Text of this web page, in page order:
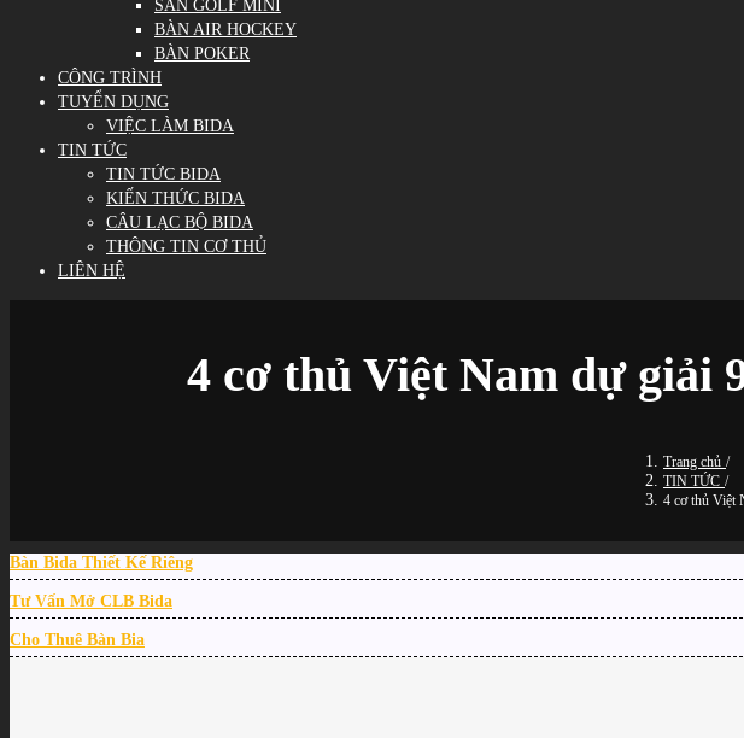
SÂN GOLF MINI
BÀN AIR HOCKEY
BÀN POKER
CÔNG TRÌNH
TUYỂN DỤNG
VIỆC LÀM BIDA
TIN TỨC
TIN TỨC BIDA
KIẾN THỨC BIDA
CÂU LẠC BỘ BIDA
THÔNG TIN CƠ THỦ
LIÊN HỆ
4 cơ thủ Việt Nam dự giải
Trang chủ /
TIN TỨC /
4 cơ thủ Việt
Bàn Bida Thiết Kế Riêng
Tư Vấn Mở CLB Bida
Cho Thuê Bàn Bia